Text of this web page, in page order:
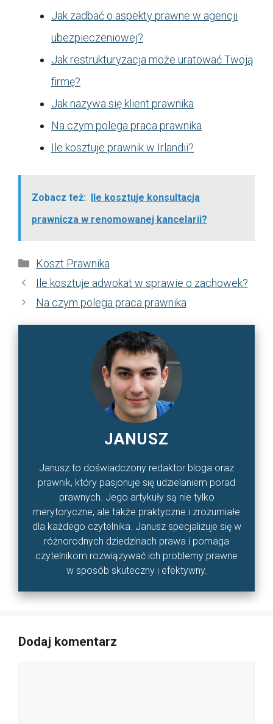
Jak zadbać o aspekty prawne w agencji
ubezpieczeniowej?
Jak restrukturyzacja może uratować Twoją
firmę?
Jak nazywa się klient prawnika
Na czym polega praca prawnika
Ile kosztuje prawnik w Irlandii?
Zobacz też: Ile kosztuje konsultacja
prawnicza w renomowanej kancelarii?
Kategorie
Koszt Prawnika
Ile kosztuje adwokat w sprawie o zachowek?
Na czym polega praca prawnika
JANUSZ
Janusz to doświadczony redaktor bloga oraz
prawnik, który pasjonuje się udzielaniem porad
prawnych. Jego artykuły są nie tylko
merytoryczne, ale także praktyczne i zrozumiałe
dla każdego czytelnika. Janusz specjalizuje się w
różnorodnych dziedzinach prawa i pomaga
czytelnikom rozwiązywać ich problemy prawne
w sposób skuteczny i efektywny.
Dodaj komentarz